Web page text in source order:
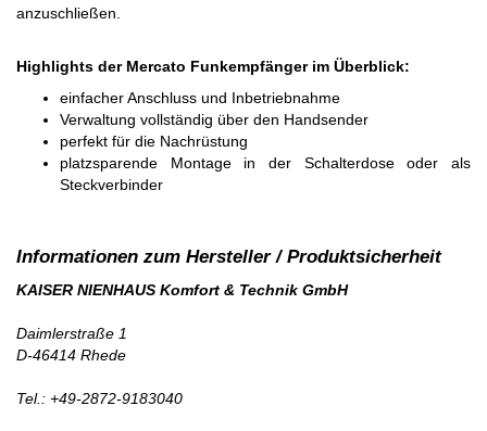
anzuschließen.
Highlights der Mercato Funkempfänger im Überblick:
einfacher Anschluss und Inbetriebnahme
Verwaltung vollständig über den Handsender
perfekt für die Nachrüstung
platzsparende Montage in der Schalterdose oder als
Steckverbinder
KAISER NIENHAUS Komfort & Technik GmbH
Daimlerstraße 1
D-46414 Rhede
Tel.: +49-2872-9183040